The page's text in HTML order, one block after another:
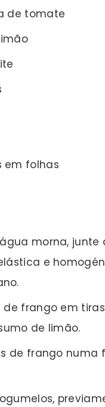
de tomate
em folhas
morna,
e
de frango em
de limão.
de frango